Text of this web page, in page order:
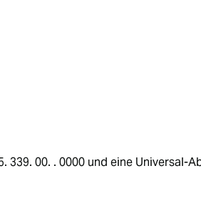
339. 00. . 0000 und eine Universal-